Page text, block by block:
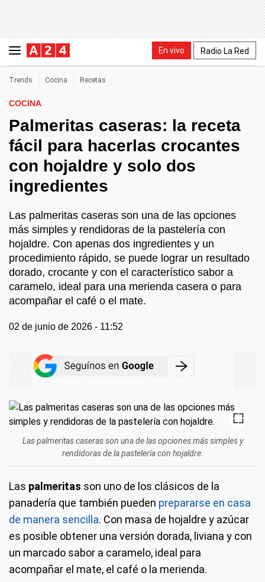
En vivo Radio La Red
Trends Cocina Recetas
COCINA
Palmeritas caseras: la receta
fácil para hacerlas crocantes
con hojaldre y solo dos
ingredientes
Las palmeritas caseras son una de las opciones
más simples y rendidoras de la pastelería con
hojaldre. Con apenas dos ingredientes y un
procedimiento rápido, se puede lograr un resultado
dorado, crocante y con el característico sabor a
caramelo, ideal para una merienda casera o para
acompañar el café o el mate.
02 de junio de 2026 - 11:52
Las palmeritas caseras son una de las opciones más simples y
rendidoras de la pastelería con hojaldre.
Las palmeritas son uno de los clásicos de la
panadería que también pueden prepararse en casa
de manera sencilla. Con masa de hojaldre y azúcar
es posible obtener una versión dorada, liviana y con
un marcado sabor a caramelo, ideal para
acompañar el mate, el café o la merienda.